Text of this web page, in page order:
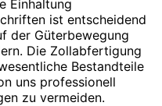
Einhaltung
ist entscheidend
der Güterbewegung
Die Zollabfertigung
Bestandteile
uns professionell
zu vermeiden.